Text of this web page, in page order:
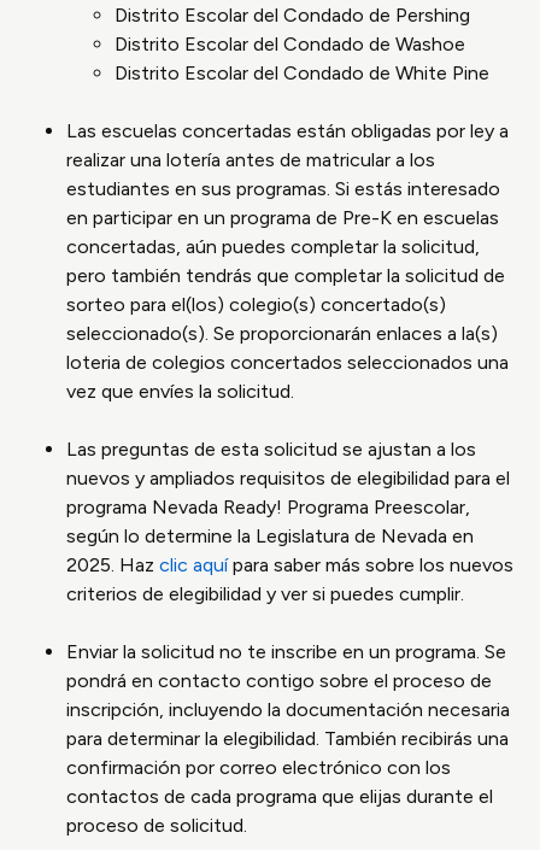
Distrito Escolar del Condado de Pershing
Distrito Escolar del Condado de Washoe
Distrito Escolar del Condado de White Pine
Las escuelas concertadas están obligadas por ley a
realizar una lotería antes de matricular a los
estudiantes en sus programas. Si estás interesado
en participar en un programa de Pre-K en escuelas
concertadas, aún puedes completar la solicitud,
pero también tendrás que completar la solicitud de
sorteo para el(los) colegio(s) concertado(s)
seleccionado(s). Se proporcionarán enlaces a la(s)
loteria de colegios concertados seleccionados una
vez que envíes la solicitud.
Las preguntas de esta solicitud se ajustan a los
nuevos y ampliados requisitos de elegibilidad para el
programa Nevada Ready! Programa Preescolar,
según lo determine la Legislatura de Nevada en
2025. Haz clic aquípara saber más sobre los nuevos
criterios de elegibilidad y ver si puedes cumplir.
Enviar la solicitud no te inscribe en un programa. Se
pondrá en contacto contigo sobre el proceso de
inscripción, incluyendo la documentación necesaria
para determinar la elegibilidad. También recibirás una
confirmación por correo electrónico con los
contactos de cada programa que elijas durante el
proceso de solicitud.